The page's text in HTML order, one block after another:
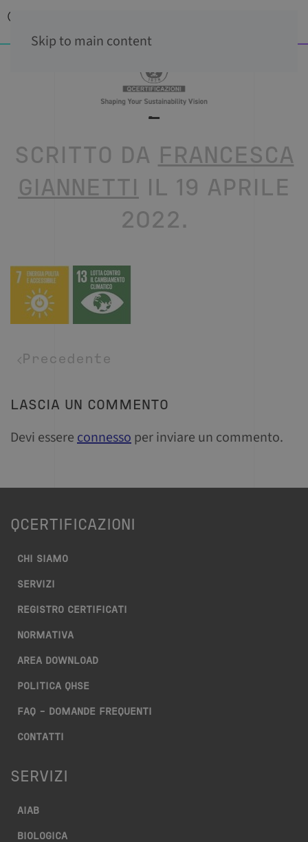
Skip to main content
2
SCRITTO DA
FRANCESCA
GIANNETTI
IL 19 APRILE
2022 .
Precedente
LASCIA UN COMMENTO
Devi essereconnessoper inviare un commento.
QCERTIFICAZIONI
CHI SIAMO
SERVIZI
REGISTRO CERTIFICATI
NORMATIVA
AREA DOWNLOAD
POLITICA QHSE
FAQ – DOMANDE FREQUENTI
CONTATTI
SERVIZI
AIAB
BIOLOGICA